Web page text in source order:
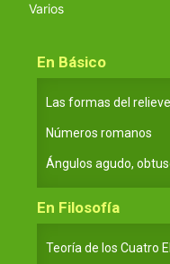
Varios
En Básico
Las formas del
Números romanos
Ángulos agudo,
En Filosofía
Teoría de los Cuatro